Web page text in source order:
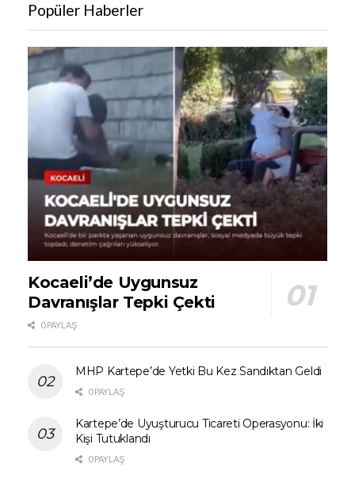
Popüler Haberler
Kocaeli’de Uygunsuz
Davranışlar Tepki Çekti
0 PAYLAŞ
MHP Kartepe’de Yetki Bu Kez Sandıktan Geldi
0 PAYLAŞ
Kartepe’de Uyuşturucu Ticareti Operasyonu: İki
Kişi Tutuklandı
0 PAYLAŞ